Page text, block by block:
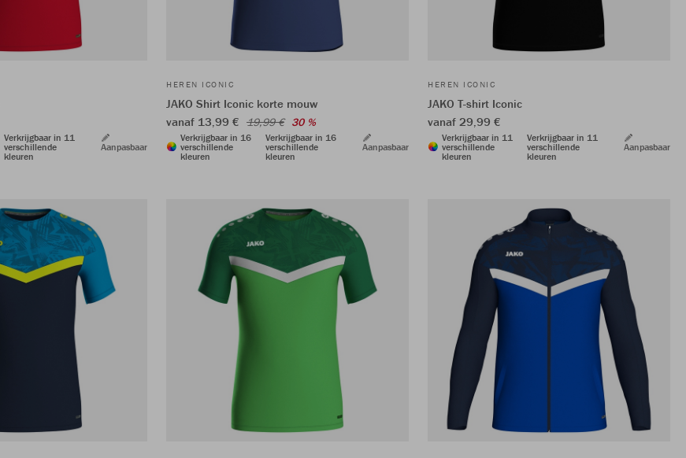
Verkrijgbaar in 11
verschillende
kleuren
Aanpasbaar
HEREN ICONIC
JAKO Shirt Iconic korte mouw
vanaf 13,99 € 19,99 € 30 %
Verkrijgbaar in 16
verschillende
kleuren
Verkrijgbaar in 16
verschillende
kleuren
Aanpasbaar
HEREN ICONIC
JAKO T-shirt Iconic
vanaf 29,99 €
Verkrijgbaar in 11
verschillende
kleuren
Verkrijgbaar in 11
verschillende
kleuren
Aanpasbaar